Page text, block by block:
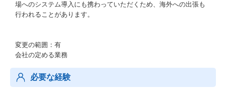
場へのシステム導入にも携わっていただくため、海外への出張も
行われることがあります。
変更の範囲：有
会社の定める業務
必要な経験